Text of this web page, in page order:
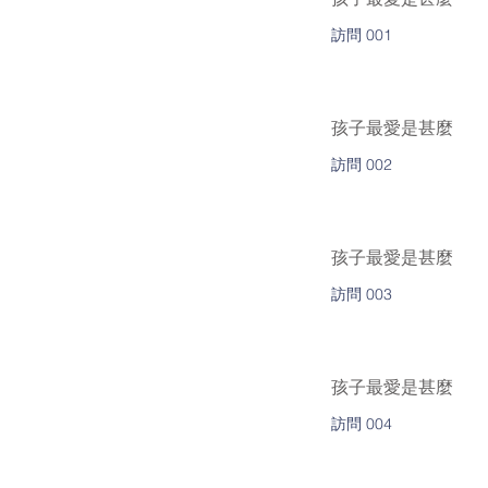
訪問 001
孩子最愛是甚麼
訪問 002
孩子最愛是甚麼
訪問 003
孩子最愛是甚麼
訪問 004